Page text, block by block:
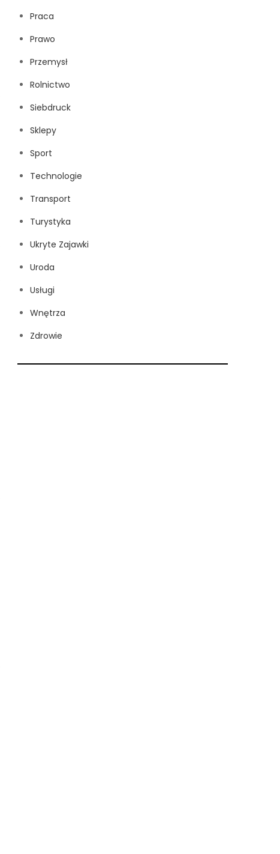
Praca
Prawo
Przemysł
Rolnictwo
Siebdruck
Sklepy
Sport
Technologie
Transport
Turystyka
Ukryte Zajawki
Uroda
Usługi
Wnętrza
Zdrowie